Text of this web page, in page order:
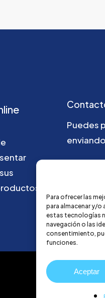
Para ofrecer las
para almacenar y/
estas tecnologías
navegación o las
consentimiento,
funciones.
Aceptar
sus
Puedes